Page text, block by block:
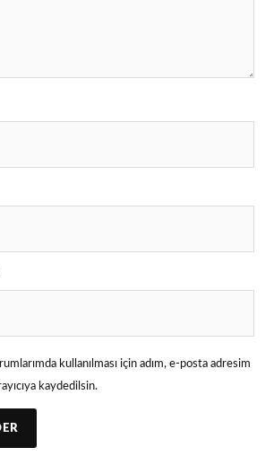
kullanılması için adım, e-posta adresim
kaydedilsin.